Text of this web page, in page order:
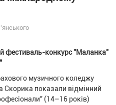
фестиваль-конкурс "Маланка"
музичного коледжу
Скорика показали відмінний
(14–16 років)